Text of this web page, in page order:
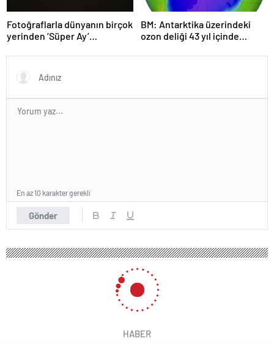
Fotoğraflarla dünyanın birçok
yerinden ‘Süper Ay’
BM: Antarktika üzerindeki
ozon deliği 43 yıl içinde
Gönder
En az 10 karakter gerekli
HABER